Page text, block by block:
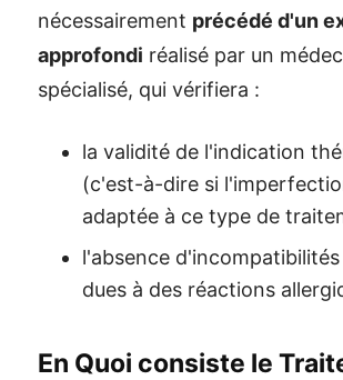
nécessairement précédé d'un
approfondi réalisé par un
spécialisé, qui vérifiera :
la validité de l'indication
(c'est-à-dire si
adaptée à ce type de
l'absence
dues à des réactions
En Quoi consiste le